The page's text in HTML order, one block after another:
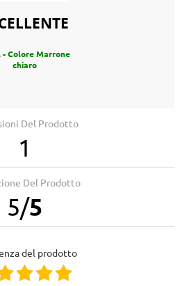
- Colore Marrone
chiaro
Del Prodotto
1
Del Prodotto
5/5
del prodotto